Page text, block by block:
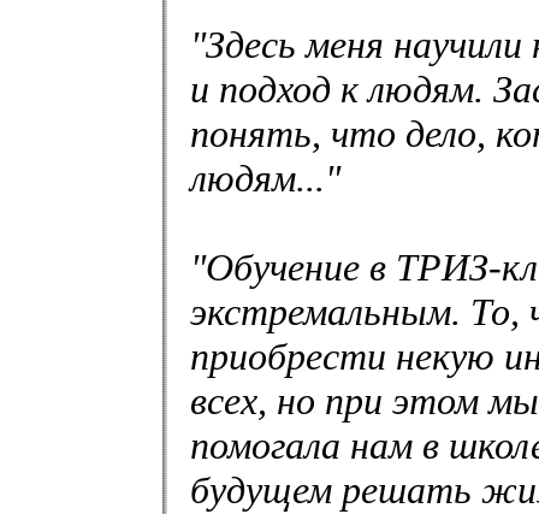
"Здесь меня
и подход к людям.
понять, что дело,
людям..."
"Обучение в ТРИЗ-
экстремальным. То,
приобрести некую
всех, но при этом
помогала нам в
будущем решать